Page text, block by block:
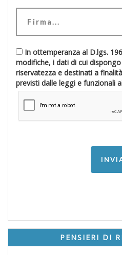
In ottemperanza al D.lgs.
modifiche, i dati di cui
riservatezza e destinati a finalità connesse agli obblighi
previsti dalle leggi e funzionali
PENSIERI DI